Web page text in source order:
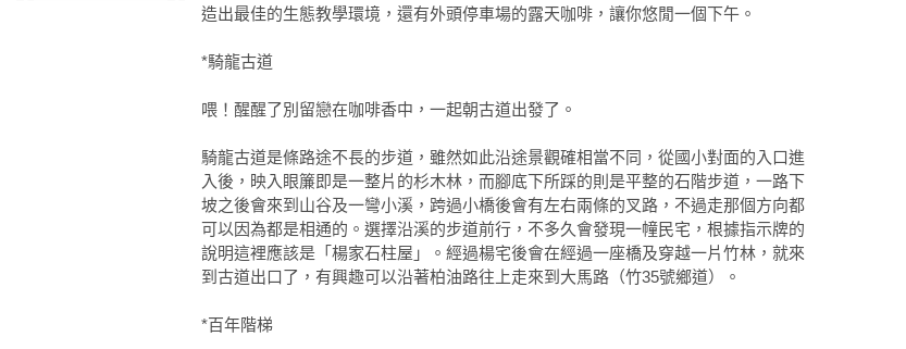
造出最佳的生態教學環境，還有外頭停車場的露天咖啡，讓你悠閒一個下午。
*騎龍古道
喂！醒醒了別留戀在咖啡香中，一起朝古道出發了。
騎龍古道是條路途不長的步道，雖然如此沿途景觀確相當不同，從國小對面的入口進
入後，映入眼簾即是一整片的杉木林，而腳底下所踩的則是平整的石階步道，一路下
坡之後會來到山谷及一彎小溪，跨過小橋後會有左右兩條的叉路，不過走那個方向都
可以因為都是相通的。選擇沿溪的步道前行，不多久會發現一幢民宅，根據指示牌的
說明這裡應該是「楊家石柱屋」。經過楊宅後會在經過一座橋及穿越一片竹林，就來
到古道出口了，有興趣可以沿著柏油路往上走來到大馬路（竹35號鄉道）。
*百年階梯